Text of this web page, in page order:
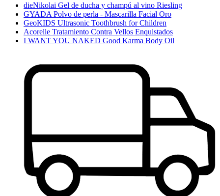
dieNikolai Gel de ducha y champú al vino Riesling
GYADA Polvo de perla - Mascarilla Facial Oro
GeoKIDS Ultrasonic Toothbrush for Children
Acorelle Tratamiento Contra Vellos Enquistados
I WANT YOU NAKED Good Karma Body Oil